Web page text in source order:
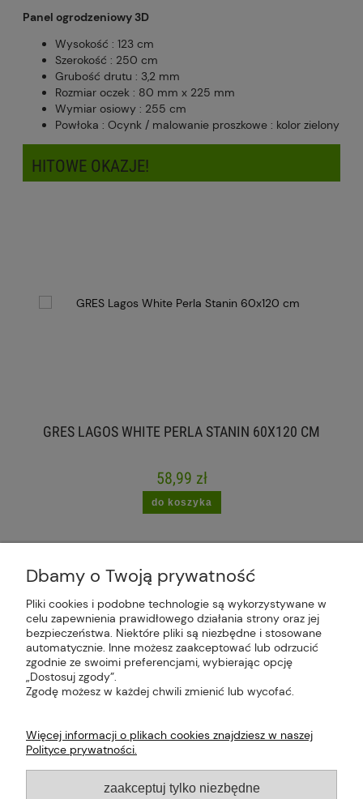
Panel ogrodzeniowy 3D
Wysokość : 123 cm
Szerokość : 250 cm
Grubość drutu : 3,2 mm
Rozmiar oczek : 80 mm x 225 mm
Wymiar osiowy : 255 cm
Powłoka : Ocynk / malowanie proszkowe : kolor zielony
HITOWE OKAZJE!
GRES LAGOS WHITE PERLA STANIN 60X120 CM
58,99 zł
do koszyka
Plus Market Sp. z o.o. | Zakręcie 2K, 22-300
Krasnystaw, woj. lubelskie | sklep@plus-market.pl
| tel: 607 770 953 | NIP: 5170405164
O FIRMIE
Dbamy o Twoją prywatność
Pliki cookies i podobne technologie są wykorzystywane w
celu zapewnienia prawidłowego działania strony oraz jej
bezpieczeństwa. Niektóre pliki są niezbędne i stosowane
automatycznie. Inne możesz zaakceptować lub odrzucić
zgodnie ze swoimi preferencjami, wybierając opcję
„Dostosuj zgody”.
Zgodę możesz w każdej chwili zmienić lub wycofać.
Więcej informacji o plikach cookies znajdziesz w naszej
Polityce prywatności.
zaakceptuj tylko niezbędne